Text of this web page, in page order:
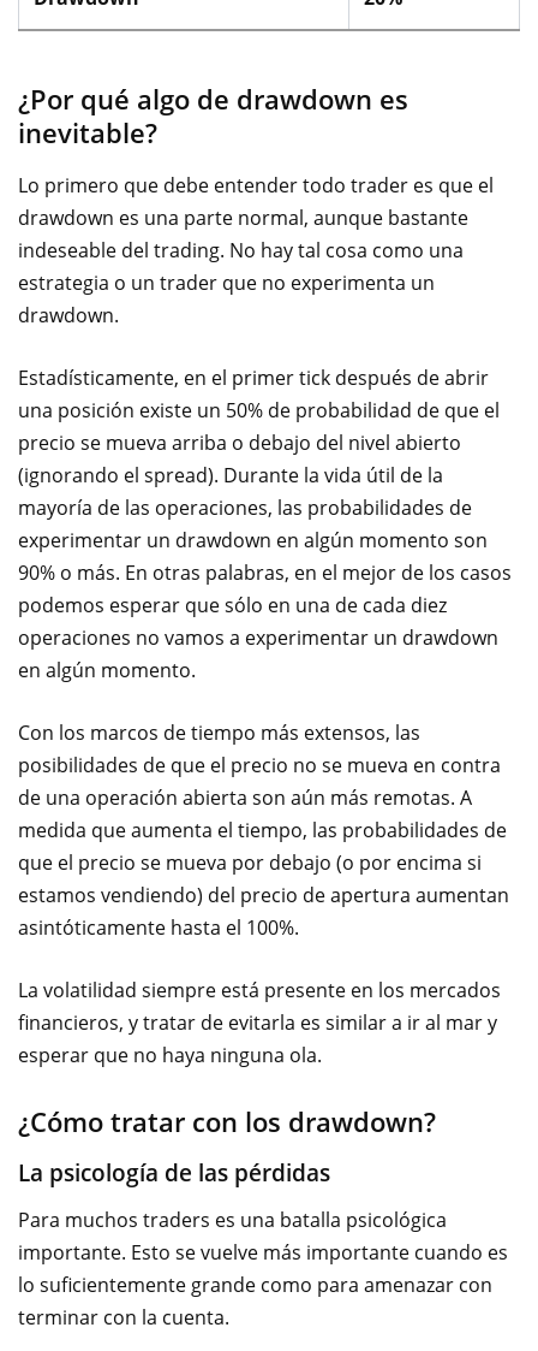
¿Por qué algo de drawdown es
inevitable?
Lo primero que debe entender todo trader es que el
drawdown es una parte normal, aunque bastante
indeseable del trading. No hay tal cosa como una
estrategia o un trader que no experimenta un
drawdown.
Estadísticamente, en el primer tick después de abrir
una posición existe un 50% de probabilidad de que el
precio se mueva arriba o debajo del nivel abierto
(ignorando el spread). Durante la vida útil de la
mayoría de las operaciones, las probabilidades de
experimentar un drawdown en algún momento son
90% o más. En otras palabras, en el mejor de los casos
podemos esperar que sólo en una de cada diez
operaciones no vamos a experimentar un drawdown
en algún momento.
Con los marcos de tiempo más extensos, las
posibilidades de que el precio no se mueva en contra
de una operación abierta son aún más remotas. A
medida que aumenta el tiempo, las probabilidades de
que el precio se mueva por debajo (o por encima si
estamos vendiendo) del precio de apertura aumentan
asintóticamente hasta el 100%.
La volatilidad siempre está presente en los mercados
financieros, y tratar de evitarla es similar a ir al mar y
esperar que no haya ninguna ola.
¿Cómo tratar con los drawdown?
La psicología de las pérdidas
Para muchos traders es una batalla psicológica
importante. Esto se vuelve más importante cuando es
lo suficientemente grande como para amenazar con
terminar con la cuenta.